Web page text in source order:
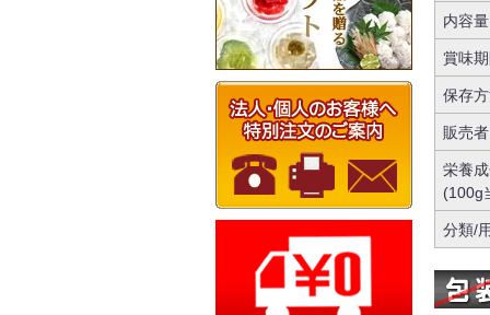
内容量
賞味
保存
販売者
栄養
(100g
分類/